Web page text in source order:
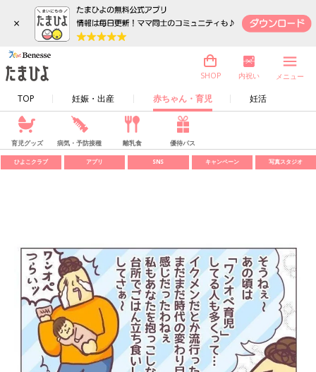
×
TOP 妊娠・出産 赤ちゃん・育児 妊活
SHOP 内祝い メニュー
育児グッズ 病気・予防接種 離乳食 優待パス
ひよこクラブ アプリ SNS キャンペーン 写真スタジオ